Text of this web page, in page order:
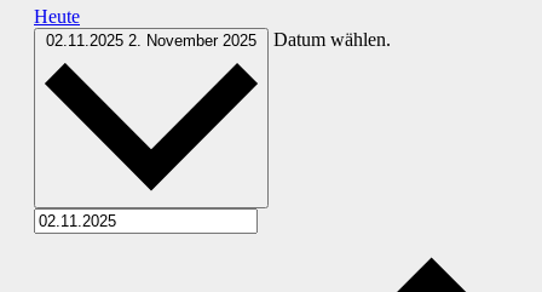
Heute
02.11.2025 2. November 2025 Datum wählen.